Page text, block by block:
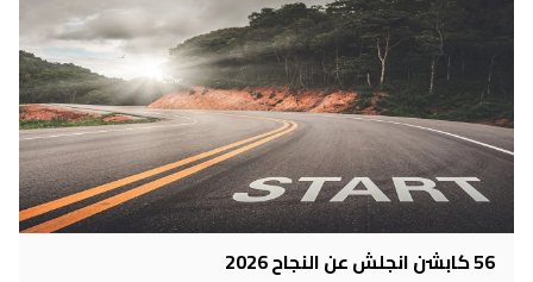
56 كابشن انجلش عن النجاح 2026